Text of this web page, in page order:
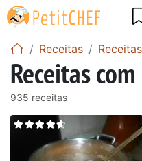
Receitas
Receitas
935 receitas